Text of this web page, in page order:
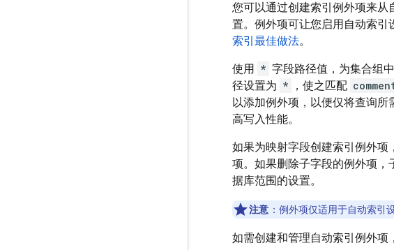
您可以通过创建索引例外项来
置。例外项可让您启用自动索
索引最佳做法。
使用 * 字段路径值，为集合组
径设置为 * ，使之匹配
以添加例外项，以便仅将查询
高写入性能。
如果为映射字段创建索引例外
项。如果删除子字段的例外项
据库范围的设置。
注意 ： 例外项仅适用于自动索引
如需创建和管理自动索引例外项